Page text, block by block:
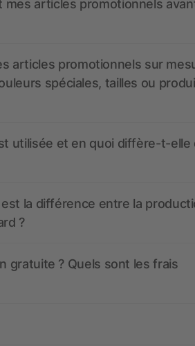
articles promotionnels
articles promotionnels sur
spéciales, tailles ou
utilisée et en quoi diffère-t-elle
est la différence entre la
?
gratuite ? Quels sont les frais